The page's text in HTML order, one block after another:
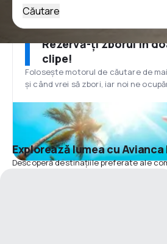
Căutare
Rezervă-ți zborul în
clipe!
Folosește motorul de căutare de
și când vrei să zbori, iar noi ne
Explorează lumea cu Avianca
Descoperă destinațiile preferate ale